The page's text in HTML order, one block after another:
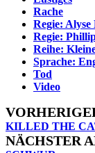
Rache
Regie:
Regie:
Reihe:
Sprache:
Tod
Video
KILLED THE
NÄCHSTER